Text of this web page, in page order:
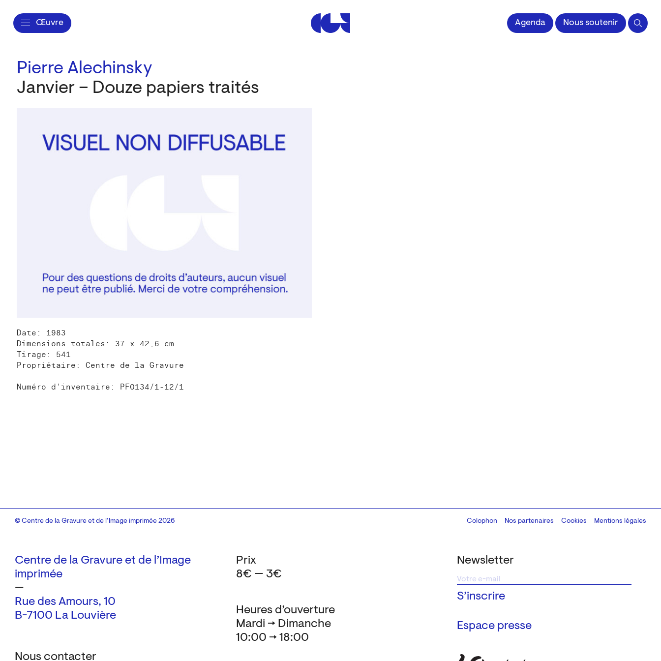
Œuvre Centre de la Gravure et de l'Image impriméeAgenda Nous soutenir
Pierre Alechinsky
Janvier – Douze papiers traités
Date: 1983
Dimensions totales: 37 x 42,6 cm
Tirage: 541
Propriétaire: Centre de la Gravure
Numéro d'inventaire: PF0134/1-12/1
Centre de la Gravure et de l’Image
imprimée
—
Rue des Amours, 10
B-7100 La Louvière
Nous contacter
Newsletter
Espace presse
Heures d’ouverture
Mardi → Dimanche
10:00 → 18:00
Prix
8€ — 3€
© Centre de la Gravure et de l’Image imprimée 2026 Colophon
Design:Marcel Kaczmarek, code:8080.studio
Nos partenaires Cookies Mentions légales